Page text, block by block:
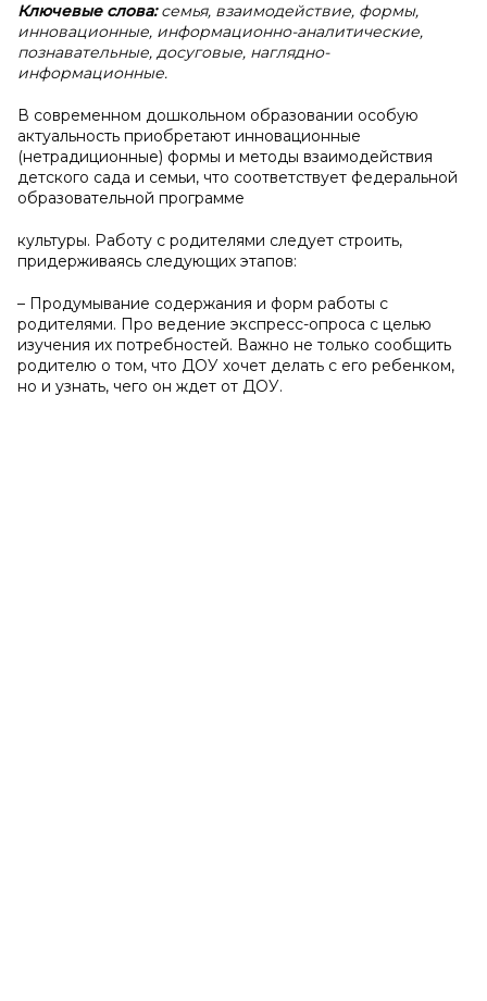
Ключевые слова:семья, взаимодействие, формы,
инновационные, информационно-аналитические,
познавательные, досуговые, наглядно-
информационные.
В современном дошкольном образовании особую
актуальность приобретают инновационные
(нетрадиционные) формы и методы взаимодействия
детского сада и семьи, что соответствует федеральной
образовательной программе
культуры. Работу с родителями следует строить,
придерживаясь следующих этапов:
– Продумывание содержания и форм работы с
родителями. Про ведение экспресс-опроса с целью
изучения их потребностей. Важно не только сообщить
родителю о том, что ДОУ хочет делать с его ребенком,
но и узнать, чего он ждет от ДОУ.